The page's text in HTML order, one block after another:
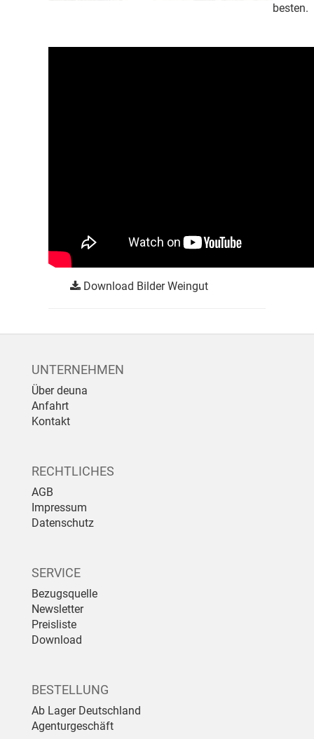
besten.
Download Bilder Weingut
UNTERNEHMEN
Über deuna
Anfahrt
Kontakt
RECHTLICHES
AGB
Impressum
Datenschutz
SERVICE
Bezugsquelle
Newsletter
Preisliste
Download
BESTELLUNG
Ab Lager Deutschland
Agenturgeschäft